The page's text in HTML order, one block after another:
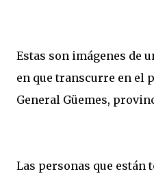
Estas son imágenes
en que transcurre en el
General Güemes,
Las personas que están